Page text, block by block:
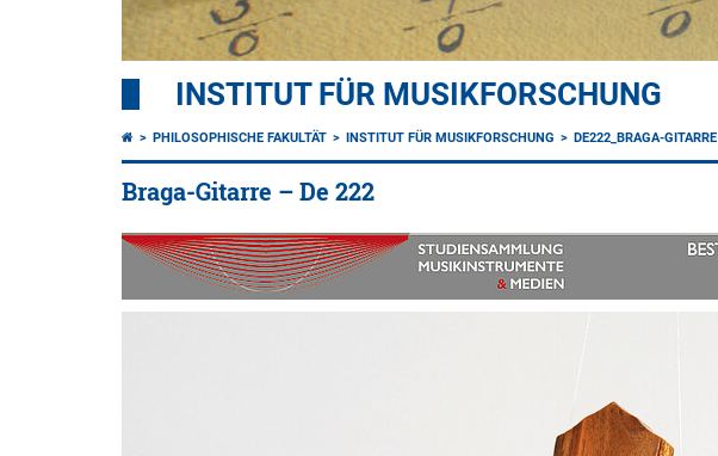
INSTITUT FÜR MUSIKFORSCHUNG
PHILOSOPHISCHE FAKULTÄT INSTITUT FÜR MUSIKFORSCHUNG DE222_BRAGA-GITARRE
Braga-Gitarre – De 222